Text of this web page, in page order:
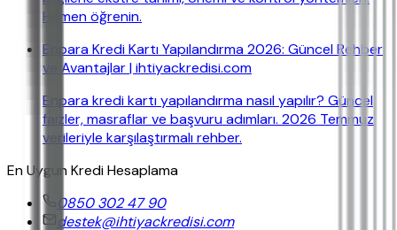
Hemen öğrenin.
Enpara Kredi Kartı Yapılandırma 2026: Güncel Rehber
ve Avantajlar | ihtiyackredisi.com
Enpara kredi kartı yapılandırma nasıl yapılır? Güncel
faizler, masraflar ve başvuru adımları. 2026 Temmuz
verileriyle karşılaştırmalı rehber.
En Uygun Kredi Hesaplama
0850 302 47 90
destek@ihtiyackredisi.com